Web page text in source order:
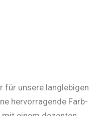
für unsere langlebigen
hervorragende Farb-